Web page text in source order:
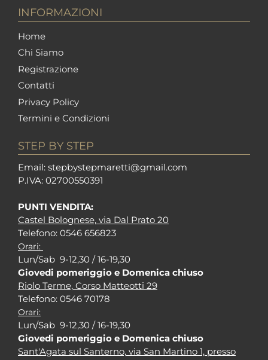
INFORMAZIONI
Home
Chi Siamo
Registrazione
Contatti
Privacy Policy
Termini e Condizioni
STEP BY STEP
Email: stepbystepmaretti@gmail.com
P.IVA: 02700550391
PUNTI VENDITA:
Castel Bolognese, via Dal Prato 20
Telefono: 0546 656823
Orari:
Lun/Sab 9-12,30 / 16-19,30
Giovedi pomeriggio e Domenica chiuso
Riolo Terme, Corso Matteotti 29
Telefono: 0546 70178
Orari:
Lun/Sab 9-12,30 / 16-19,30
Giovedi pomeriggio e Domenica chiuso
Sant'Agata sul Santerno, via San Martino 1, presso